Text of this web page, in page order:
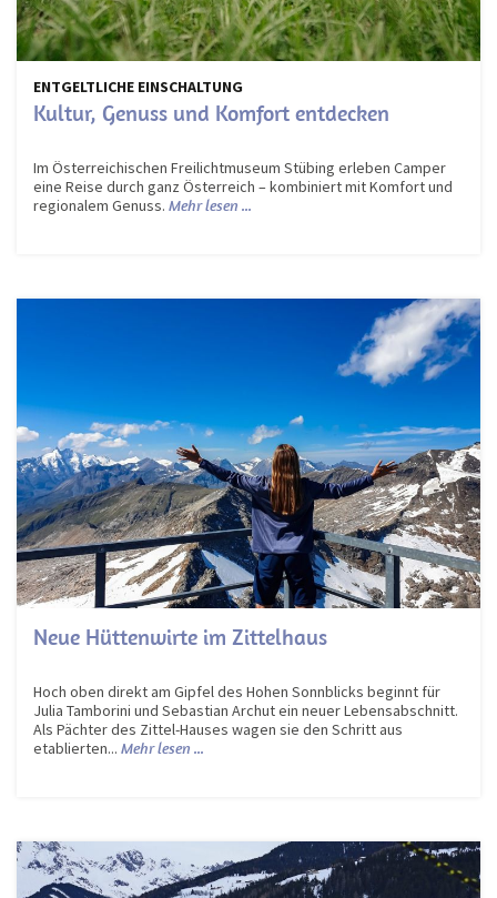
ENTGELTLICHE EINSCHALTUNG
Kultur, Genuss und Komfort entdecken
Im Österreichischen Freilichtmuseum Stübing erleben Camper
eine Reise durch ganz Österreich – kombiniert mit Komfort und
regionalem Genuss. Mehr lesen ...
Neue Hüttenwirte im Zittelhaus
Hoch oben direkt am Gipfel des Hohen Sonnblicks beginnt für
Julia Tamborini und Sebastian Archut ein neuer Lebensabschnitt.
Als Pächter des Zittel-Hauses wagen sie den Schritt aus
etablierten... Mehr lesen ...